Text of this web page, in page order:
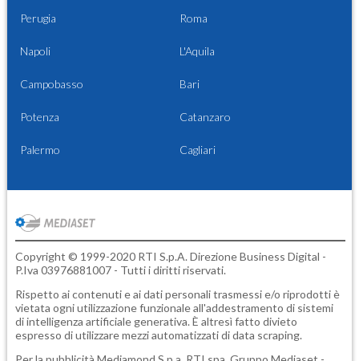
Perugia Roma
Napoli L'Aquila
Campobasso Bari
Potenza Catanzaro
Palermo Cagliari
Copyright © 1999-2020 RTI S.p.A. Direzione Business Digital -
P.Iva 03976881007 - Tutti i diritti riservati.
Rispetto ai contenuti e ai dati personali trasmessi e/o riprodotti è
vietata ogni utilizzazione funzionale all'addestramento di sistemi
di intelligenza artificiale generativa. È altresì fatto divieto
espresso di utilizzare mezzi automatizzati di data scraping.